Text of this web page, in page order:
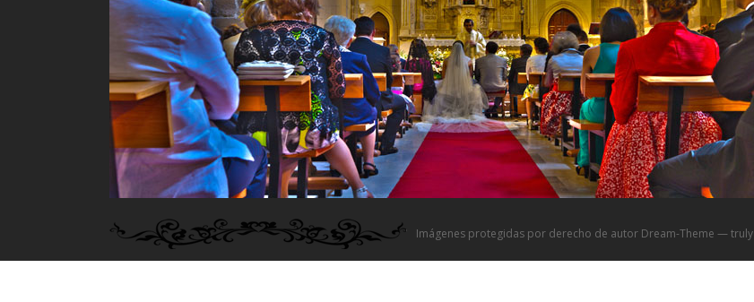
Imágenes protegidas por derecho de autor Dream-Theme — truly